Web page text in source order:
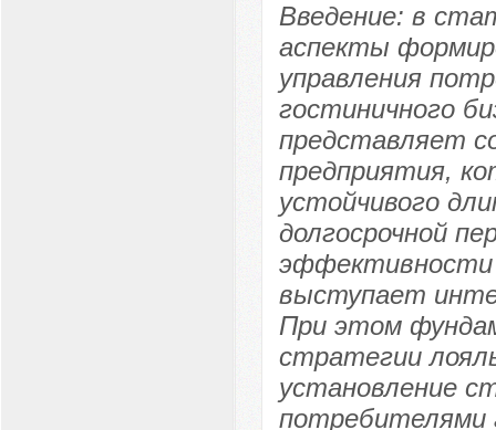
Введение: в
аспекты
управления
гостиничного
представляет
предприятия,
устойчивого
долгосрочной
эффективности
выступает
При этом
стратегии
установление
потребителями